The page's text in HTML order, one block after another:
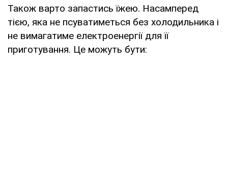
Також варто запастись їжею. Насамперед
тією, яка не псуватиметься без холодильника і
не вимагатиме електроенергії для її
приготування. Це можуть бути: